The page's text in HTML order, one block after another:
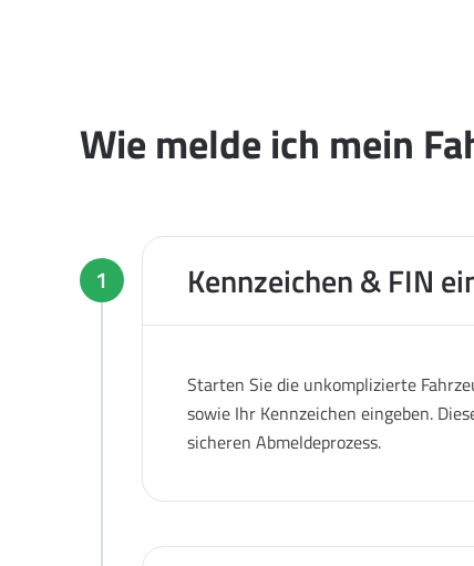
Wie melde ich mein
1 Kennzeichen & FIN
Starten Sie die unkomplizierte
sowie Ihr Kennzeichen eingeben.
sicheren Abmeldeprozess.